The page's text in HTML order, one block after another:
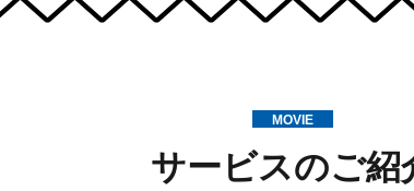
MOVIE
サービスのご紹